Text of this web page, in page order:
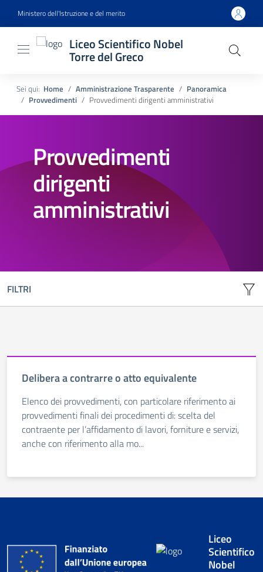
Ministero dell'Istruzione e del merito
Liceo Scientifico Nobel
Torre del Greco
Sei qui: Home Amministrazione Trasparente
Panoramica
Provvedimenti
Provvedimenti dirigenti amministrativi
Provvedimenti
dirigenti
amministrativi
FILTRI
Delibera a contrarre o atto equivalente
Elenco dei provvedimenti, con particolare riferimento ai
provvedimenti finali dei procedimenti di: scelta del
contraente per l’affidamento di lavori, forniture e servizi,
anche con riferimento alla mo...
Liceo
Scientifico
Nobel